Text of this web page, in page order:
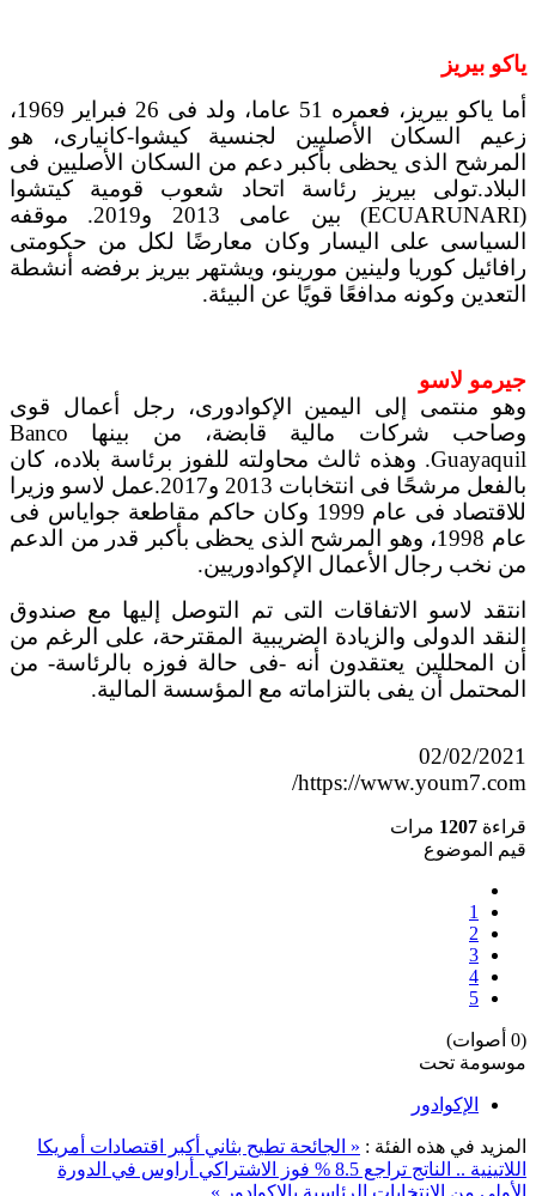
ياكو بيريز
أما ياكو بيريز، فعمره 51 عاما، ولد فى 26 فبراير 1969،
زعيم السكان الأصليين لجنسية كيشوا-كانيارى، هو
المرشح الذى يحظى بأكبر دعم من السكان الأصليين فى
البلاد.تولى بيريز رئاسة اتحاد شعوب قومية كيتشوا
(ECUARUNARI) بين عامى 2013 و2019. موقفه
السياسى على اليسار وكان معارضًا لكل من حكومتى
رافائيل كوريا ولينين مورينو، ويشتهر بيريز برفضه أنشطة
التعدين وكونه مدافعًا قويًا عن البيئة.
جيرمو لاسو
وهو منتمى إلى اليمين الإكوادورى، رجل أعمال قوى
وصاحب شركات مالية قابضة، من بينها Banco
Guayaquil. وهذه ثالث محاولته للفوز برئاسة بلاده، كان
بالفعل مرشحًا فى انتخابات 2013 و2017.عمل لاسو وزيرا
للاقتصاد فى عام 1999 وكان حاكم مقاطعة جواياس فى
عام 1998، وهو المرشح الذى يحظى بأكبر قدر من الدعم
من نخب رجال الأعمال الإكوادوريين.
انتقد لاسو الاتفاقات التى تم التوصل إليها مع صندوق
النقد الدولى والزيادة الضريبية المقترحة، على الرغم من
أن المحللين يعتقدون أنه -فى حالة فوزه بالرئاسة- من
المحتمل أن يفى بالتزاماته مع المؤسسة المالية.
02/02/2021
https://www.youm7.com/
قراءة 1207 مرات
قيم الموضوع
1
2
3
4
5
(0 أصوات)
موسومة تحت
الإكوادور
المزيد في هذه الفئة : « الجائحة تطيح بثاني أكبر اقتصادات أمريكا
اللاتينية .. الناتج تراجع 8.5 %
فوز الاشتراكي أراوس في الدورة
الأولى من الانتخابات الرئاسية بالإكوادور »